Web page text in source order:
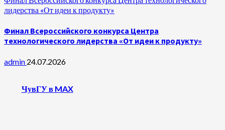
лидерства «От идеи к продукту»
Финал Всероссийского конкурса Центра
технологического лидерства «От идеи к продукту»
admin 24.07.2026
ЧувГУ в MAX